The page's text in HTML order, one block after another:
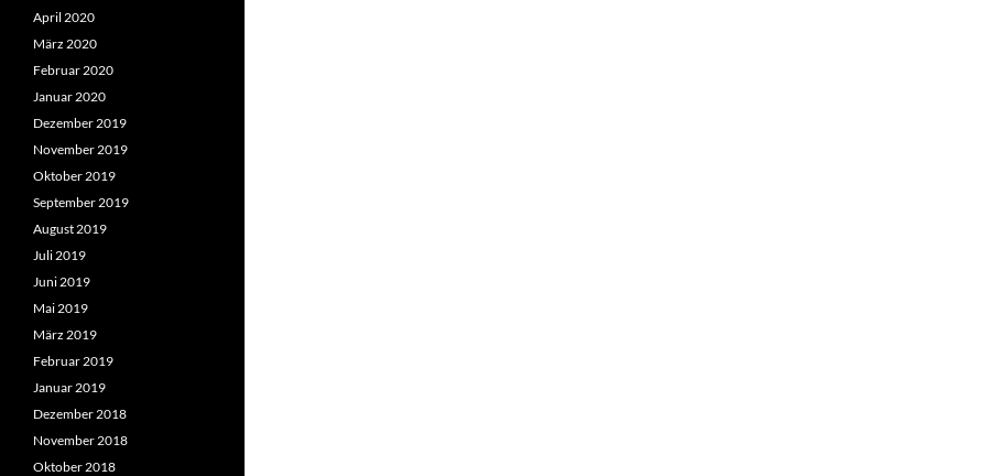
April 2020
März 2020
Februar 2020
Januar 2020
Dezember 2019
November 2019
Oktober 2019
September 2019
August 2019
Juli 2019
Juni 2019
Mai 2019
März 2019
Februar 2019
Januar 2019
Dezember 2018
November 2018
Oktober 2018